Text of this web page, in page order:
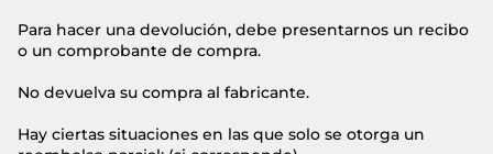
Para hacer una devolución, debe presentarnos un recibo
o un comprobante de compra.
No devuelva su compra al fabricante.
Hay ciertas situaciones en las que solo se otorga un